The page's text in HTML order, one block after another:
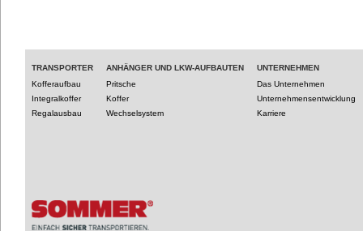
TRANSPORTER
Kofferaufbau
Integralkoffer
Regalausbau
ANHÄNGER UND LKW-AUFBAUTEN
Pritsche
Koffer
Wechselsystem
UNTERNEHMEN
Das Unternehmen
Unternehmensentwicklung
Karriere